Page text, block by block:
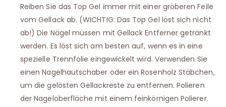
Reiben Sie das Top Gel immer mit einer gröberen Feile
vom Gellack ab. (WICHTIG: Das Top Gel löst sich nicht
ab!) Die Nägel müssen mit Gellack Entferner getränkt
werden. Es löst sich am besten auf, wenn es in eine
spezielle Trennfolie eingewickelt wird. Verwenden Sie
einen Nagelhautschaber oder ein Rosenholz Stäbchen,
um die gelösten Gellackreste zu entfernen. Polieren
der Nageloberfläche mit einem feinkörnigen Polierer.